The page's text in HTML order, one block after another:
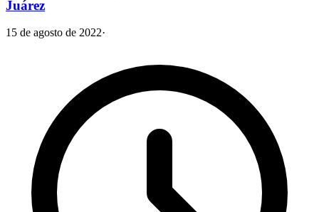
Juárez
15 de agosto de 2022·